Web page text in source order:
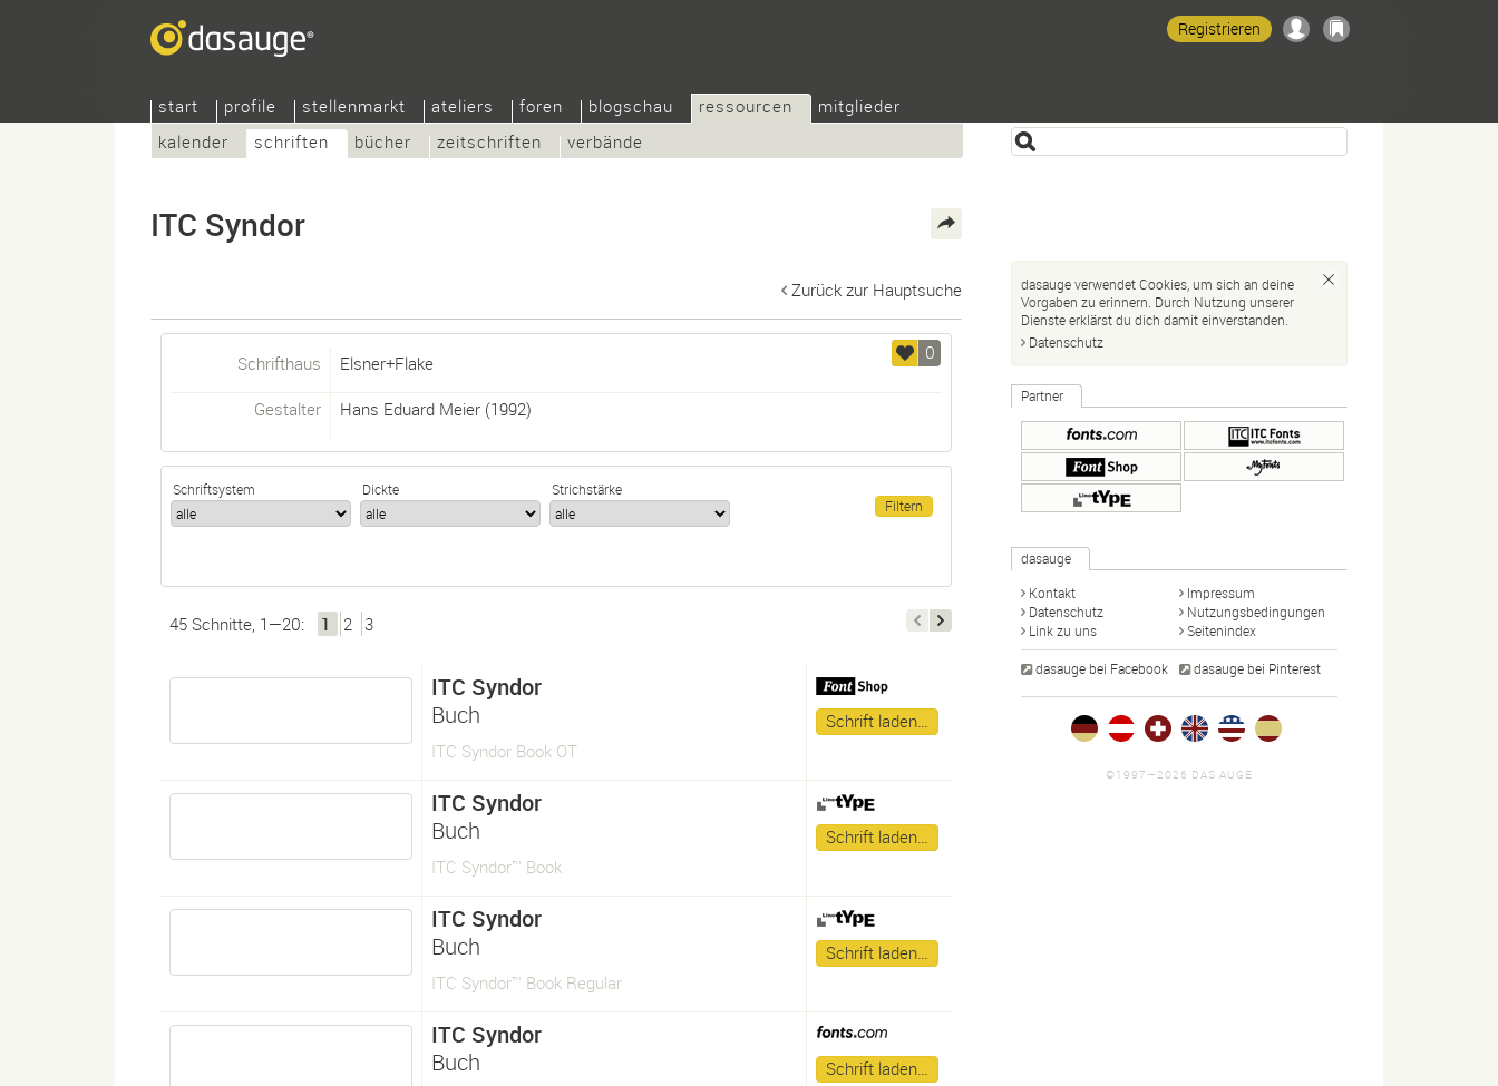
start profile stellenmarkt ateliers foren blogschau
ressourcen
kalender
schriften bücher zeitschriften verbände
mitglieder
Registrieren
ITC Syndor
Zurück zur Hauptsuche
0
Schrifthaus Elsner+Flake
Gestalter Hans Eduard Meier(1992)
Schriftsystem Dickte Strichstärke
45 Schnitte, 1—20: 1 2 3
ITC Syndor
Buch
ITC Syndor Book OT
Schrift laden…
ITC Syndor
Buch
ITC Syndor™ Book
Schrift laden…
ITC Syndor
Buch
ITC Syndor™ Book Regular
Schrift laden…
ITC Syndor
Buch
Schrift laden…
dasauge verwendet Cookies, um sich an deine
Vorgaben zu erinnern. Durch Nutzung unserer
Dienste erklärst du dich damit einverstanden.
Datenschutz
Partner
dasauge
Kontakt
Impressum
Datenschutz
Nutzungsbedingungen
Link zu uns
Seitenindex
dasauge bei Facebook dasauge bei Pinterest
©1997—2026 DAS AUGE